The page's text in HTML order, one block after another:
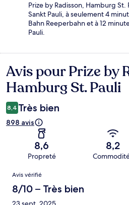
Prize by Radisson, Hamburg
Sankt Pauli, à seulement 4
Bahn Reeperbahn et à 12
Pauli.
Avis
Avis pour Prize by
Hamburg St. Pauli
8,4 Très bien
898 avis
8,6
Propreté
8,2
Avis
Avis vérifié
8/10 – Très bien